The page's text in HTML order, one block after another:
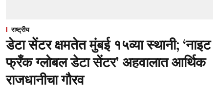
राष्ट्रीय
डेटा सेंटर क्षमतेत मुंबई १५व्या स्थानी; ‘नाइट
फ्रँक ग्लोबल डेटा सेंटर’ अहवालात आर्थिक
राजधानीचा गौरव